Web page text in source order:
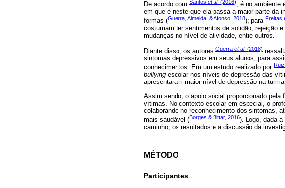
De acordo com Santos et al. (2016), é no ambiente
em que é neste que ela passa a maior parte da
formas (Guerra, Almeida, & Afonso, 2018); para Freitas
costumam ter sentimentos de solidão, rejeição
mudanças no nível de atividade, entre outros.
Diante disso, os autores Guerra et al. (2018)
sintomas depressivos em seus alunos, para
conhecimentos. Em um estudo realizado por
bullying escolar nos níveis de depressão das
apresentaram maior nível de depressão na
Assim sendo, o apoio social proporcionado
vítimas. No contexto escolar em especial, o
colaborando no reconhecimento dos sintomas,
mais saudável (Borges & Bittar, 2016). Logo, dada
caminho, os resultados e a discussão da
MÉTODO
Participantes